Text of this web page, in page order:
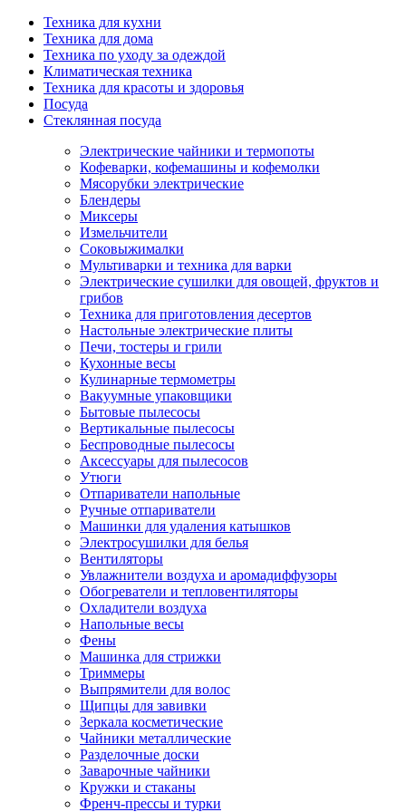
Техника для кухни
Техника для дома
Техника по уходу за одеждой
Климатическая техника
Техника для красоты и здоровья
Посуда
Стеклянная посуда
Электрические чайники и термопоты
Кофеварки, кофемашины и кофемолки
Мясорубки электрические
Блендеры
Миксеры
Измельчители
Соковыжималки
Мультиварки и техника для варки
Электрические сушилки для овощей, фруктов и
грибов
Техника для приготовления десертов
Настольные электрические плиты
Печи, тостеры и грили
Кухонные весы
Кулинарные термометры
Вакуумные упаковщики
Бытовые пылесосы
Вертикальные пылесосы
Беспроводные пылесосы
Аксессуары для пылесосов
Утюги
Отпариватели напольные
Ручные отпариватели
Машинки для удаления катышков
Электросушилки для белья
Вентиляторы
Увлажнители воздуха и аромадиффузоры
Обогреватели и тепловентиляторы
Охладители воздуха
Напольные весы
Фены
Машинка для стрижки
Триммеры
Выпрямители для волос
Щипцы для завивки
Зеркала косметические
Чайники металлические
Разделочные доски
Заварочные чайники
Кружки и стаканы
Френч-прессы и турки